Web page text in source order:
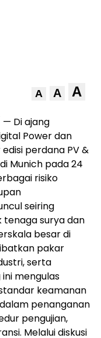
A A A
— Di ajang
Power dan
perdana PV &
Munich pada 24
risiko
seiring
surya dan
besar di
pakar
serta
mengulas
keamanan
penanganan
pengujian,
Melalui diskusi